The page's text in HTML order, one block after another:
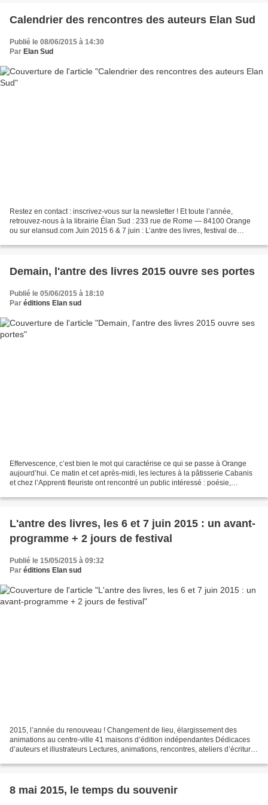
Calendrier des rencontres des auteurs Elan Sud
Publié le 08/06/2015 à 14:30
Par Elan Sud
Restez en contact : inscrivez-vous sur la newsletter ! Et toute l’année,
retrouvez-nous à la librairie Élan Sud : 233 rue de Rome — 84100 Orange
ou sur elansud.com Juin 2015 6 & 7 juin : L’antre des livres, festival de
Demain, l'antre des livres 2015 ouvre ses portes
Publié le 05/06/2015 à 18:10
Par éditions Elan sud
Effervescence, c’est bien le mot qui caractérise ce qui se passe à Orange
aujourd’hui. Ce matin et cet après-midi, les lectures à la pâtisserie Cabanis
et chez l’Apprenti fleuriste ont rencontré un public intéressé : poésie,
L'antre des livres, les 6 et 7 juin 2015 : un avant-
programme + 2 jours de festival
Publié le 15/05/2015 à 09:32
Par éditions Elan sud
2015, l’année du renouveau ! Changement de lieu, élargissement des
animations au centre-ville 41 maisons d’édition indépendantes Dédicaces
d’auteurs et illustrateurs Lectures, animations, rencontres, ateliers d’écriture,
8 mai 2015, le temps du souvenir